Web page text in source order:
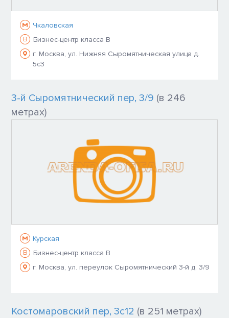
Чкаловская
B
Бизнес-центр класса B
г. Москва, ул. Нижняя Сыромятническая улица д.
5с3
3-й Сыромятнический пер, 3/9 (в 246
метрах)
Курская
B
Бизнес-центр класса B
г. Москва, ул. переулок Сыромятнический 3-й д. 3/9
Костомаровский пер, 3с12 (в 251 метрах)